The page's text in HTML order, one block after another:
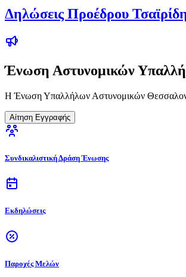
Δηλώσεις Προέδρου
Ένωση Αστυνομικών
Η Ένωση Υπαλλήλων Αστυνομικών
Αίτηση Εγγραφής
Συνδικαλιστική Δράση Ένωσης
Εκδηλώσεις
Παροχές Μελών